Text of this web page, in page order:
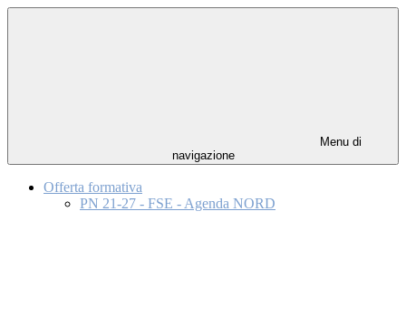
Menu di
navigazione
Offerta formativa
PN 21-27 - FSE - Agenda NORD